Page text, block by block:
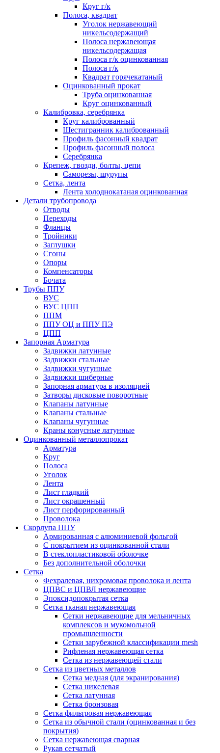
Круг г/к
Полоса, квадрат
Уголок нержавеющий
никельсодержащий
Полоса нержавеющая
никельсодержащая
Полоса г/к оцинкованная
Полоса г/к
Квадрат горячекатаный
Оцинкованный прокат
Труба оцинкованная
Круг оцинкованный
Калибровка, серебрянка
Круг калиброванный
Шестигранник калиброванный
Профиль фасонный квадрат
Профиль фасонный полоса
Серебрянка
Крепеж, гвозди, болты, цепи
Саморезы, шурупы
Сетка, лента
Лента холоднокатаная оцинкованная
Детали трубопровода
Отводы
Переходы
Фланцы
Тройники
Заглушки
Сгоны
Опоры
Компенсаторы
Бочата
Трубы ППУ
ВУС
ВУС ЦПП
ППМ
ППУ ОЦ и ППУ ПЭ
ЦПП
Запорная Арматура
Задвижки латунные
Задвижки стальные
Задвижки чугунные
Задвижки шиберные
Запорная арматура в изоляцией
Затворы дисковые поворотные
Клапаны латунные
Клапаны стальные
Клапаны чугунные
Краны конусные латунные
Оцинкованный металлопрокат
Арматура
Круг
Полоса
Уголок
Лента
Лист гладкий
Лист окрашенный
Лист перфорированный
Проволока
Скорлупа ППУ
Армированная с алюминиевой фольгой
C покрытием из оцинкованной стали
В стеклопластиковой оболочке
Без дополнительной оболочки
Сетка
Фехралевая, нихромовая проволока и лента
ЦПВС и ЦПВЛ нержавеющие
Эпоксидопокрытая сетка
Сетка тканая нержавеющая
Сетки нержавеющие для мельничных
комплексов и мукомольной
промышленности
Сетки зарубежной классификации mesh
Рифленая нержавеющая сетка
Сетка из нержавеющей стали
Сетка из цветных металлов
Сетка медная (для экранирования)
Сетка никелевая
Сетка латунная
Сетка бронзовая
Сетка фильтровая нержавеющая
Сетка из обычной стали (оцинкованная и без
покрытия)
Сетка нержавеющая сварная
Рукав сетчатый